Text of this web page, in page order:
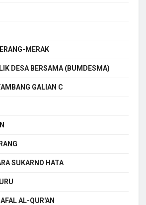
MERAK
DESA BERSAMA (BUMDESMA)
GALIAN C
SUKARNO HATA
AL-QUR'AN